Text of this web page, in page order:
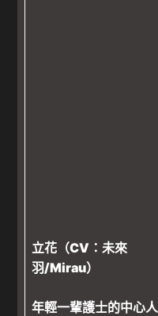
立花（CV：未來
羽/Mirau）
年輕一輩護士的中心人